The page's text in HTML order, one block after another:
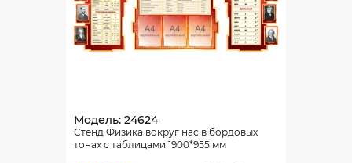
Модель: 24624
Стенд Физика вокруг нас в бордовых
тонах с таблицами 1900*955 мм